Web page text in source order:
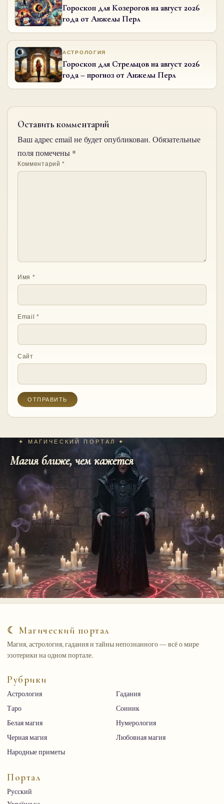
Гороскоп для Козерогов на август 2026
года от Анжелы Перл
АСТРОЛОГИЯ
Гороскоп для Стрельцов на август 2026
года – прогноз от Анжелы Перл
Оставить комментарий
Ваш адрес email не будет опубликован. Обязательные
поля помечены *
Комментарий*
Имя *
Email*
Сайт
✦ МАГИЧЕСКИЙ ПОРТАЛ ✦
Магия ближе, чем кажется
☾ Магический портал
Магия, астрология, гадания и тайны непознанного — всё о мире
эзотерики на одном портале.
Рубрики
Астрология
Гадания
Таро
Сонник
Белая магия
Нумерология
Черная магия
Любовная магия
Народные приметы
Портал
Русский